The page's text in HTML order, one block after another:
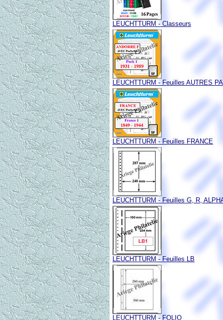
LEUCHTTURM - Classeurs
LEUCHTTURM - Feuilles AUTRES
LEUCHTTURM - Feuilles FRANCE
LEUCHTTURM - Feuilles G, R,
LEUCHTTURM - Feuilles LB
LEUCHTTURM - FOLIO